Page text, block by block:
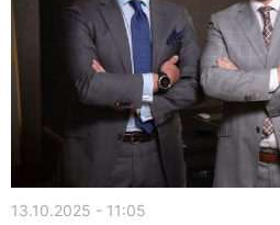
13.10.2025 - 11:05